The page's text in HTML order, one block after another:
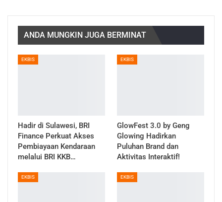
ANDA MUNGKIN JUGA BERMINAT
EKBIS
Hadir di Sulawesi, BRI
Finance Perkuat Akses
Pembiayaan Kendaraan
melalui BRI KKB…
EKBIS
GlowFest 3.0 by Geng
Glowing Hadirkan
Puluhan Brand dan
Aktivitas Interaktif!
EKBIS EKBIS